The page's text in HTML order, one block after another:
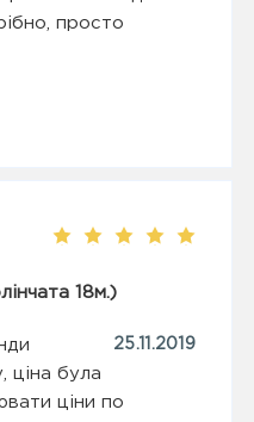
просто
18м.)
25.11.2019
ціна була
ціни по